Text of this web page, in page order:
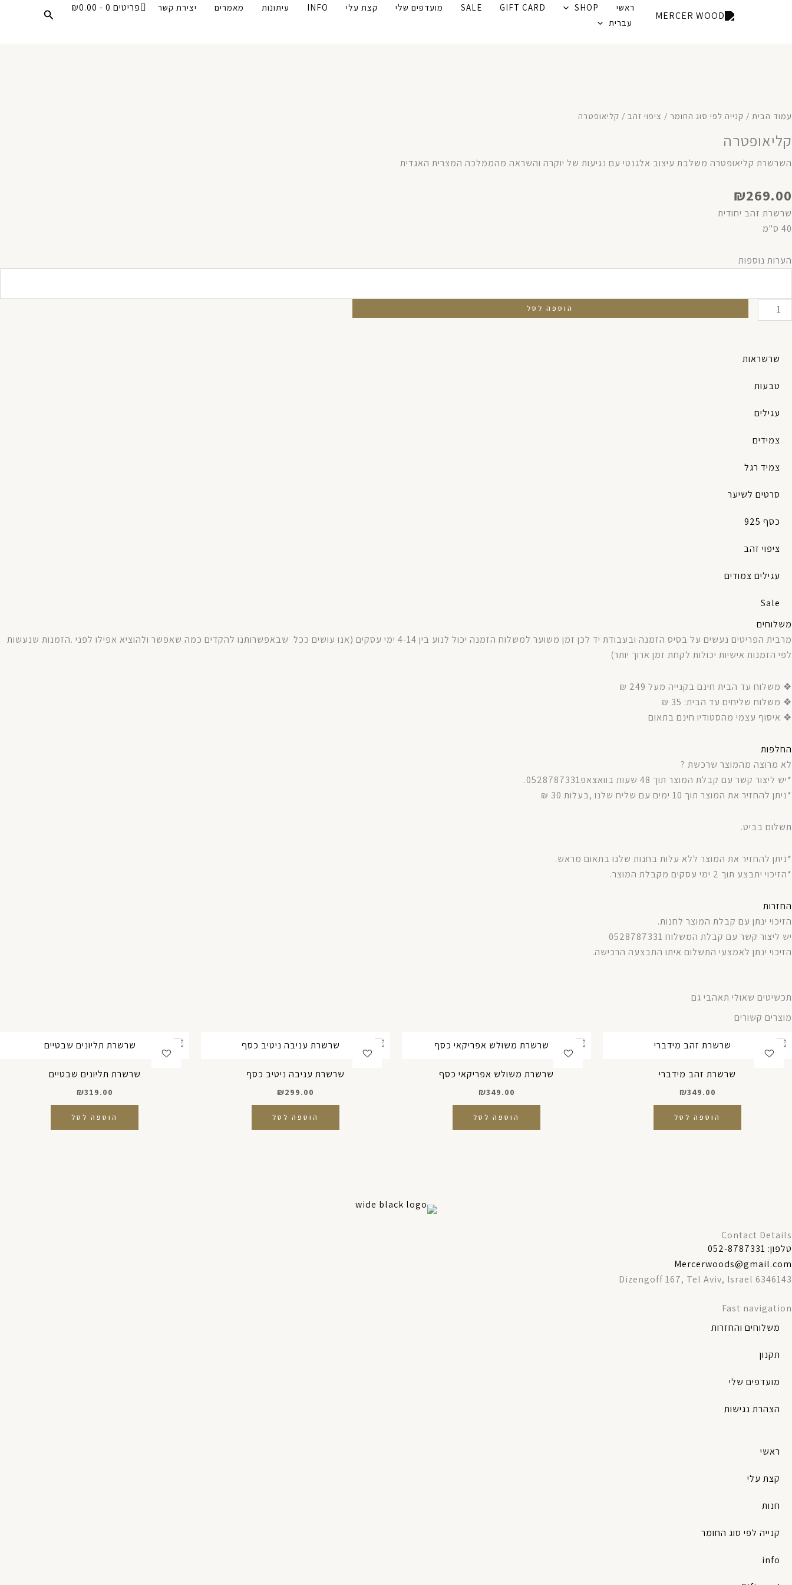
ראשי SHOP
GIFT CARD
SALE מועדפים שלי קצת עלי INFO עיתונות מאמרים יצירת קשר פריטים 0 ₪0.00
עברית
חיפוש
עמוד הבית / קנייה לפי סוג החומר / ציפוי זהב / קליאופטרה
קליאופטרה
השרשרת קליאופטרה משלבת עיצוב אלגנטי עם נגיעות של יוקרה והשראה מהממלכה המצרית האגדית
₪269.00
שרשרת זהב יחודית
40 ס"מ
הערות נוספות
כמות
הוספה לסל
שרשראות
טבעות
עגילים
צמידים
צמיד רגל
סרטים לשיער
כסף 925
ציפוי זהב
עגילים צמודים
Sale
משלוחים
מרבית הפריטים נעשים על בסיס הזמנה ובעבודת יד לכן זמן משוער למשלוח הזמנה יכול לנוע בין ימי עסקים (אנו עושים ככל שבאפשרותנו להקדים כמה שאפשר ולהוציא אפילו לפני .הזמנות שנעשות
לפי הזמנות אישיות יכולות לקחת זמן ארוך יותר)
❖ משלוח עד הבית חינם בקנייה מעל 249 ₪
❖ משלוח שליחים עד הבית: 35 ₪
❖ איסוף עצמי מהסטודיו חינם בתאום
החלפות
לא מרוצה מהמוצר שרכשת ?
*יש ליצור קשר עם קבלת המוצר תוך 48 שעות בוואצאפ0528787331.
*ניתן להחזיר את המוצר תוך 10 ימים עם שליח שלנו ,בעלות 30 ₪
תשלום בביט.
*ניתן להחזיר את המוצר ללא עלות בחנות שלנו בתאום מראש.
*הזיכוי יתבצע תוך 2 ימי עסקים מקבלת המוצר.
החזרות
הזיכוי ינתן עם קבלת המוצר לחנות.
יש ליצור קשר עם קבלת המשלוח 0528787331
הזיכוי ינתן לאמצעי התשלום איתו התבצעה הרכישה.
תכשיטים שאולי תאהבי גם
מוצרים קשורים
שרשרת זהב מידברי
₪349.00
הוספה לסל
שרשרת משולש אפריקאי כסף
₪349.00
הוספה לסל
שרשרת עניבה ניטיב כסף
₪299.00
הוספה לסל
שרשרת תליונים שבטיים
₪319.00
הוספה לסל
Contact Details
טלפון: 052-8787331
Mercerwoods@gmail.com
Dizengoff 167, Tel Aviv, Israel 6346143
Fast navigation
משלוחים והחזרות
תקנון
מועדפים שלי
הצהרת נגישות
ראשי
קצת עלי
חנות
קנייה לפי סוג החומר
info